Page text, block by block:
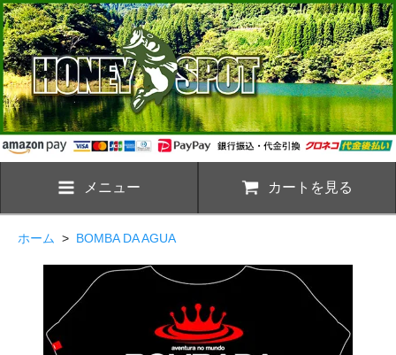
メニュー カートを見る
ホーム > BOMBA DA AGUA